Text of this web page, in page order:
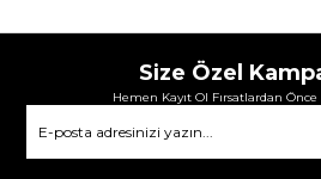
Size Özel
Hemen Kayıt Ol Fırsatlardan